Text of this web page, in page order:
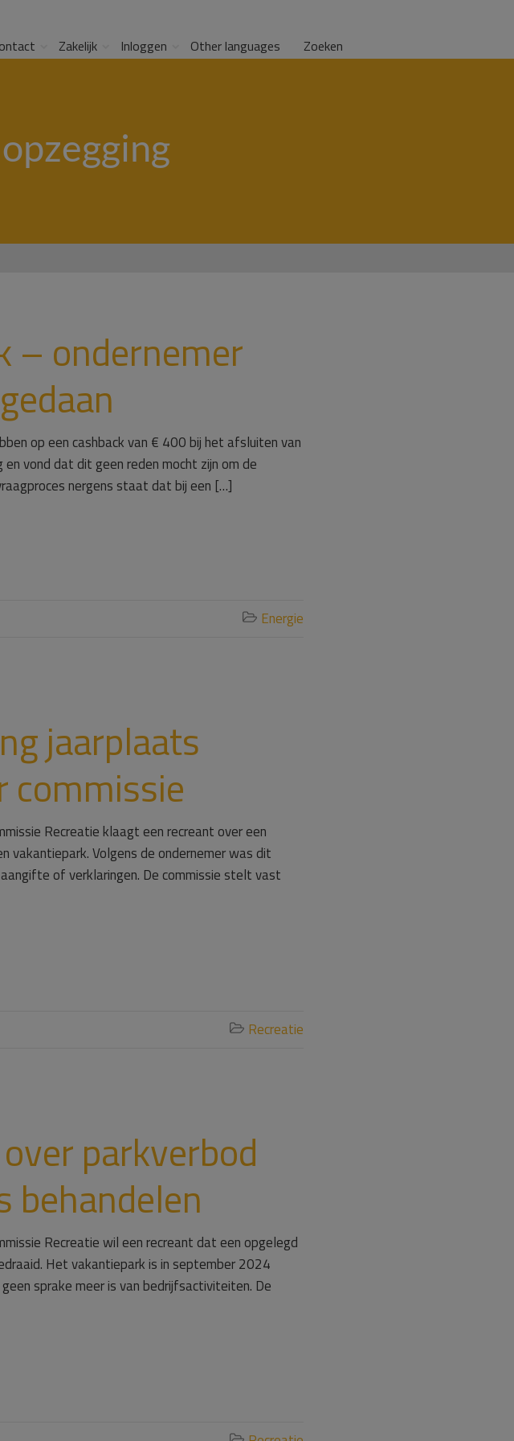
Zakelijk Inloggen Other languages Zoeken
– ondernemer
op een cashback van € 400 bij het afsluiten van
vond dat dit geen reden mocht zijn om de
nergens staat dat bij een […]
 Energie
jaarplaats
commissie
Recreatie klaagt een recreant over een
vakantiepark. Volgens de ondernemer was dit
of verklaringen. De commissie stelt vast
 Recreatie
parkverbod
behandelen
Recreatie wil een recreant dat een opgelegd
Het vakantiepark is in september 2024
sprake meer is van bedrijfsactiviteiten. De